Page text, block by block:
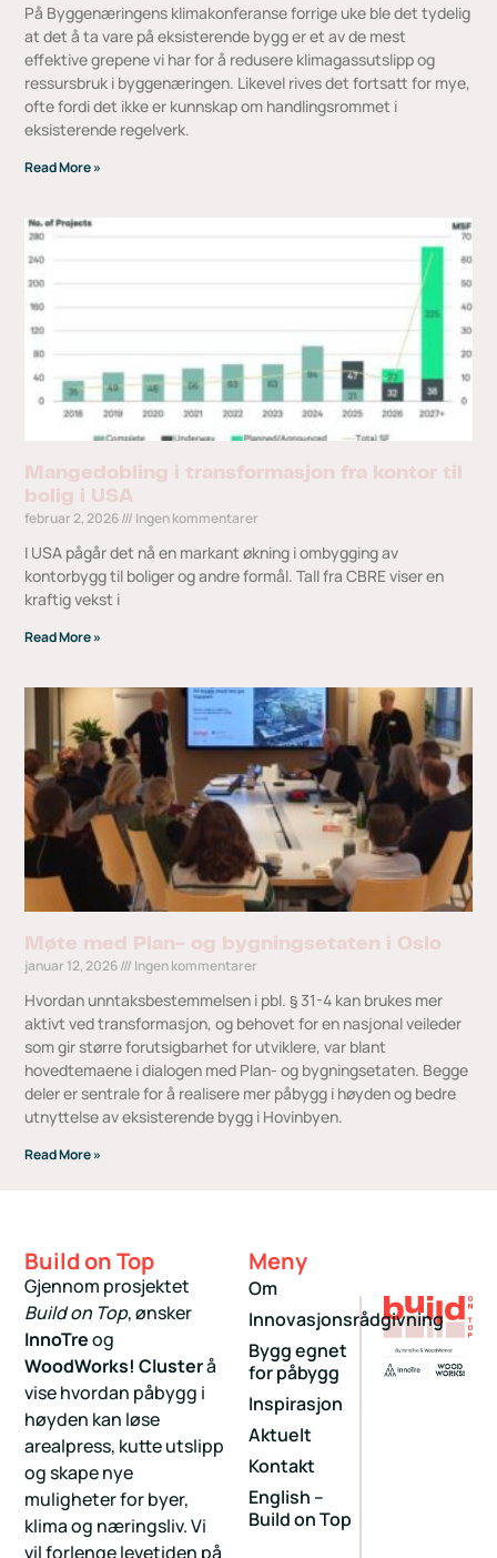
På Byggenæringens klimakonferanse forrige uke ble det tydelig
at det å ta vare på eksisterende bygg er et av de mest
effektive grepene vi har for å redusere klimagassutslipp og
ressursbruk i byggenæringen. Likevel rives det fortsatt for mye,
ofte fordi det ikke er kunnskap om handlingsrommet i
eksisterende regelverk.
Read More »
Mangedobling i transformasjon fra kontor til
bolig i USA
februar 2, 2026 Ingen kommentarer
I USA pågår det nå en markant økning i ombygging av
kontorbygg til boliger og andre formål. Tall fra CBRE viser en
kraftig vekst i
Read More »
Møte med Plan- og bygningsetaten i Oslo
januar 12, 2026 Ingen kommentarer
Hvordan unntaksbestemmelsen i pbl. § 31-4 kan brukes mer
aktivt ved transformasjon, og behovet for en nasjonal veileder
som gir større forutsigbarhet for utviklere, var blant
hovedtemaene i dialogen med Plan- og bygningsetaten. Begge
deler er sentrale for å realisere mer påbygg i høyden og bedre
utnyttelse av eksisterende bygg i Hovinbyen.
Read More »
Build on Top
Gjennom prosjektet
Build on Top, ønsker
InnoTreog
WoodWorks! Clusterå
vise hvordan påbygg i
høyden kan løse
arealpress, kutte utslipp
og skape nye
muligheter for byer,
klima og næringsliv. Vi
vil forlenge levetiden på
Meny
Om
Innovasjonsrådgivning
Bygg egnet
for påbygg
Inspirasjon
Aktuelt
Kontakt
English –
Build on Top